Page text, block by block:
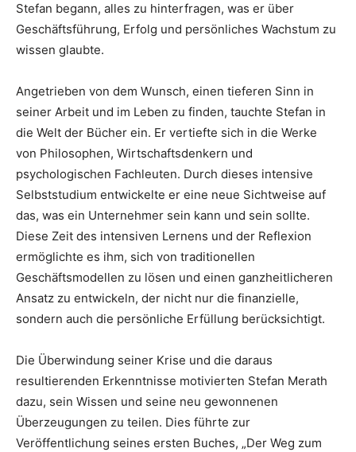
Stefan begann, alles zu hinterfragen, was er über
Geschäftsführung, Erfolg und persönliches Wachstum zu
wissen glaubte.
Angetrieben von dem Wunsch, einen tieferen Sinn in
seiner Arbeit und im Leben zu finden, tauchte Stefan in
die Welt der Bücher ein. Er vertiefte sich in die Werke
von Philosophen, Wirtschaftsdenkern und
psychologischen Fachleuten. Durch dieses intensive
Selbststudium entwickelte er eine neue Sichtweise auf
das, was ein Unternehmer sein kann und sein sollte.
Diese Zeit des intensiven Lernens und der Reflexion
ermöglichte es ihm, sich von traditionellen
Geschäftsmodellen zu lösen und einen ganzheitlicheren
Ansatz zu entwickeln, der nicht nur die finanzielle,
sondern auch die persönliche Erfüllung berücksichtigt.
Die Überwindung seiner Krise und die daraus
resultierenden Erkenntnisse motivierten Stefan Merath
dazu, sein Wissen und seine neu gewonnenen
Überzeugungen zu teilen. Dies führte zur
Veröffentlichung seines ersten Buches, „Der Weg zum